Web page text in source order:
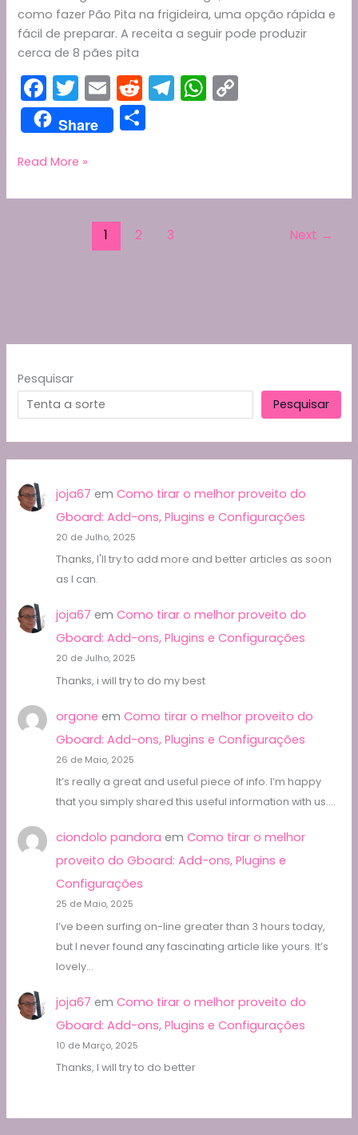
como fazer Pão Pita na frigideira, uma opção rápida e
fácil de preparar. A receita a seguir pode produzir
cerca de 8 pães pita
F
a
c
e
b
T
w
itt
er
E
m
ai
R
e
d
t
T
a
W
A Li
Share
e
Como
Pão
Read More »
1 2 3 Next →
Pesquisar
Pesquisar
joja67 em Como tirar o melhor proveito do
Gboard: Add-ons, Plugins e Configurações
20 de Julho, 2025
Thanks, I'll try to add more and better articles as soon
as I can.
joja67 em Como tirar o melhor proveito do
Gboard: Add-ons, Plugins e Configurações
20 de Julho, 2025
Thanks, i will try to do my best
orgone em Como tirar o melhor proveito do
Gboard: Add-ons, Plugins e Configurações
26 de Maio, 2025
It’s really a great and useful piece of info. I’m happy
that you simply shared this useful information with us.…
ciondolo pandora em Como tirar o melhor
proveito do Gboard: Add-ons, Plugins e
Configurações
25 de Maio, 2025
I’ve been surfing on-line greater than 3 hours today,
but I never found any fascinating article like yours. It’s
lovely…
joja67 em Como tirar o melhor proveito do
Gboard: Add-ons, Plugins e Configurações
10 de Março, 2025
Thanks, I will try to do better